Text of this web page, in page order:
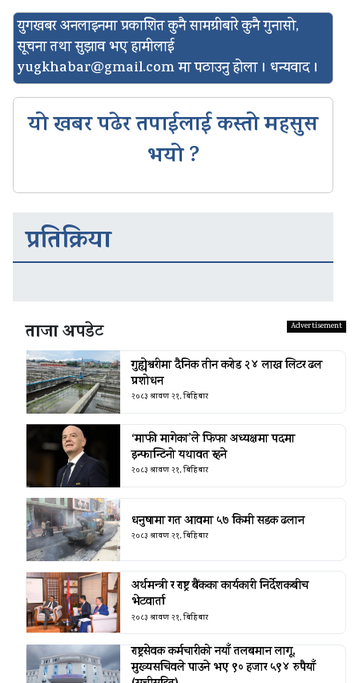
युगखबर अनलाइनमा प्रकाशित कुनै सामग्रीबारे कुनै गुनासो,
सूचना तथा सुझाव भए हामीलाई
yugkhabar@gmail.comमा पठाउनु होला । धन्यवाद ।
यो खबर पढेर तपाईलाई कस्तो महसुस
भयो ?
प्रतिक्रिया
ताजा अपडेट
गुह्येश्वरीमा दैनिक तीन करोड २४ लाख लिटर ढल
प्रशोधन
२०८३ श्रावण २१, बिहिबार
‘माफी मागेका’ले फिफा अध्यक्षमा पदमा
इन्फान्टिनो यथावत रहने
२०८३ श्रावण २१, बिहिबार
धनुषामा गत आवमा ५७ किमी सडक ढलान
२०८३ श्रावण २१, बिहिबार
अर्थमन्त्री र राष्ट्र बैंकका कार्यकारी निर्देशकबीच
भेटवार्ता
२०८३ श्रावण २१, बिहिबार
राष्ट्रसेवक कर्मचारीको नयाँ तलबमान लागू,
मुख्यसचिवले पाउने भए ९० हजार ५९४ रुपैयाँ